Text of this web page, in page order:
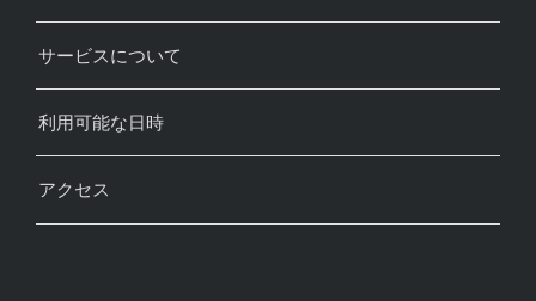
サービスについて
利用可能な日時
アクセス